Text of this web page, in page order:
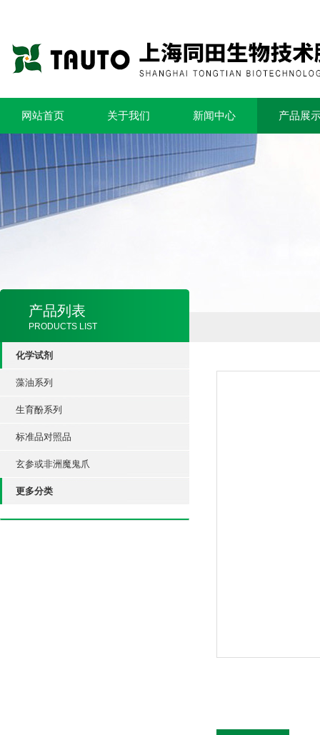
网站首页 关于我们 新闻中心 产品展
产品列表
PRODUCTS LIST
化学试剂
藻油系列
生育酚系列
标准品对照品
玄参或非洲魔鬼爪
更多分类